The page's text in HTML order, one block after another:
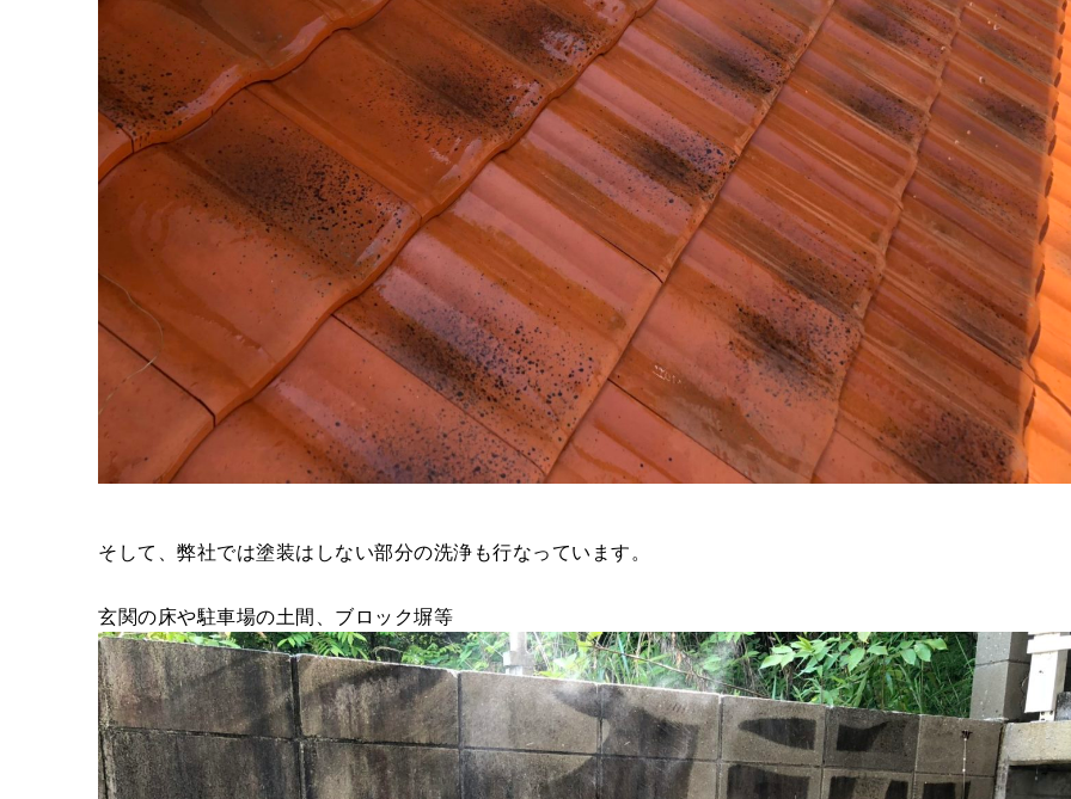
そして、弊社では塗装はしない部分の洗浄も行なっています。
玄関の床や駐車場の土間、ブロック塀等